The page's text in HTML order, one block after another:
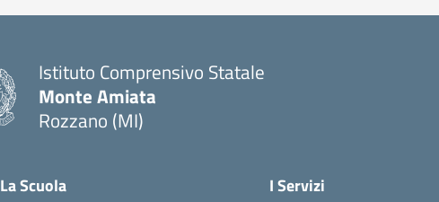
Istituto Comprensivo Statale
Monte Amiata
Rozzano (MI)
La Scuola I Servizi